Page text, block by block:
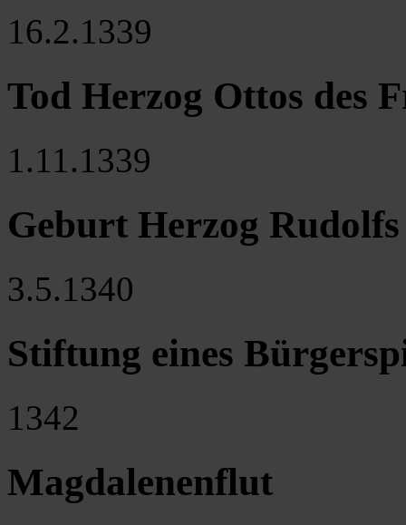
16.2.1339
Tod Herzog Ottos des
1.11.1339
Geburt Herzog
3.5.1340
Stiftung eines
1342
Magdalenenflut